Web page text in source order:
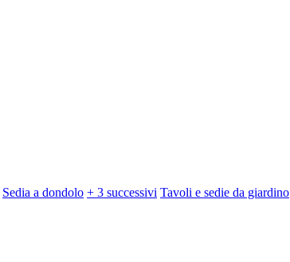
Sedia a dondolo + 3 successivi Tavoli e sedie da giardino